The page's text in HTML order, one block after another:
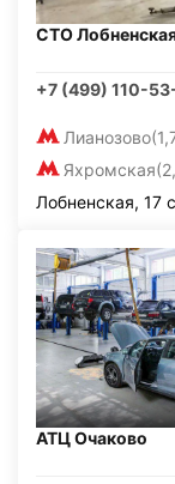
СТО
+7 (499) 110-
Лианозово
Яхромская
Лобненская, 17
АТЦ Очаково